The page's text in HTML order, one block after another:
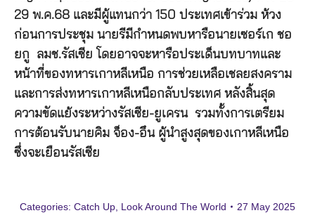
29 พ.ค.68 และมีผู้แทนกว่า 150 ประเทศเข้าร่วม ห้วง
ก่อนการประชุม นายรีมีกำหนดพบหารือนายเซอร์เก ชอ
ยกู ลมช.รัสเซีย โดยอาจจะหารือประเด็นบทบาทและ
หน้าที่ของทหารเกาหลีเหนือ การช่วยเหลือเชลยสงคราม
และการส่งทหารเกาหลีเหนือกลับประเทศ หลังสิ้นสุด
ความขัดแย้งระหว่างรัสเซีย-ยูเครน รวมทั้งการเตรียม
การต้อนรับนายคิม จ็อง-อึน ผู้นำสูงสุดของเกาหลีเหนือ
ซึ่งจะเยือนรัสเซีย
Categories: Catch Up Look Around The World 27 May 2025